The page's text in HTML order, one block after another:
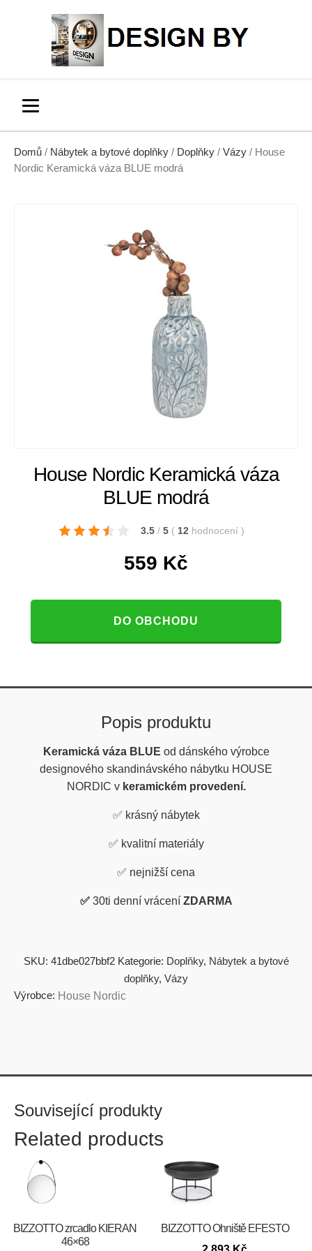
Domů / Nábytek a bytové doplňky / Doplňky / Vázy / House
Nordic Keramická váza BLUE modrá
House Nordic Keramická váza
BLUE modrá
3.5 / 5 ( 12 hodnocení )
559 Kč
DO OBCHODU
Popis produktu
Keramická váza BLUE od dánského výrobce
designového skandinávského nábytku HOUSE
NORDIC v keramickém provedení.
✅ krásný nábytek
✅ kvalitní materiály
✅ nejnižší cena
✅ 30ti denní vrácení ZDARMA
SKU: 41dbe027bbf2 Kategorie: Doplňky, Nábytek a bytové
doplňky, Vázy
Výrobce: House Nordic
Související produkty
Related products
BIZZOTTO zrcadlo KIERAN
46×68
BIZZOTTO Ohniště EFESTO